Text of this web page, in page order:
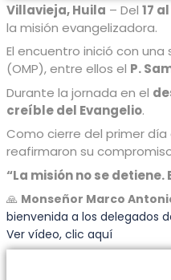
Villavieja, Huila – Del 17
la misión evangelizadora.
El encuentro inició con una
(OMP), entre ellos el P.
Durante la jornada en el
creíble del Evangelio.
Como cierre del primer
reafirmaron su
“La misión no se
🙏 Monseñor Marco
bienvenida a los delegados
Ver vídeo, clic aquí